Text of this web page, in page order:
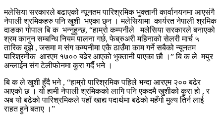
मलेसिया सरकारले बढाएको न्यूनतम पारिश्रमिक भुक्तानी कार्वानयनमा आएसंगै
नेपाली श्रमिकहरु पनि खुशी भएका छ्न । मलेसियामा कार्यरत नेपाली श्रमिक
दाङका गोपाल बि क भन्नुहुन्छ, “हाम्रो कम्पनीले मलेसिया सरकारले बनाएको
श्रम कानुन सम्बन्धि नियम पालना गर्छ, फेब्रुअरी महिनाको सेलरी मार्च ५
तारिक बुझे , जसमा म संग कम्पनीमा एकै ठाउँमा काम गर्ने सबैको न्यूनतम
पारिश्रमीक आरएम १७०० बढेर आएको भुक्तानी पाएका छौ ।” बि क ले मयुर
अन्लाईन संग टेलीफोनमा कुरा गर्दै भने ।
बि क ले खुशी हुँदै भने , “हाम्रो पारिश्रमिक पहिले भन्दा आरएम २०० बढेर
आएको छ । यो हामी नेपाली श्रमिकको लागि पनि एकदमै खुशीको कुरा हो , र
अब यो बढेको पारिश्रमिकले यहाँ खाद्य पदार्थमा बढेको महँगो मुल्य तिर्न लाई
राहत हुने बताए ।”